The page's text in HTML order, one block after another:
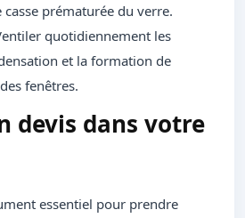
prématurée du verre.
quotidiennement les
et la formation de
fenêtres.
devis dans votre
essentiel pour prendre